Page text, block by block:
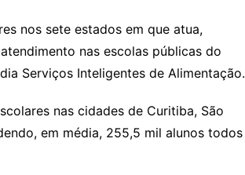
nos sete estados em que atua,
nas escolas públicas do
Serviços Inteligentes de Alimentação.
nas cidades de Curitiba, São
em média, 255,5 mil alunos todos